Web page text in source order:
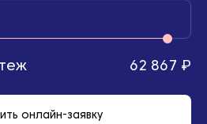
62 867 ₽
онлайн-заявку